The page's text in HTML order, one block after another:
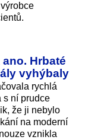
Hrbaté
vyhýbaly
rychlá
s ní prudce
že ji nebylo
na moderní
vznikla